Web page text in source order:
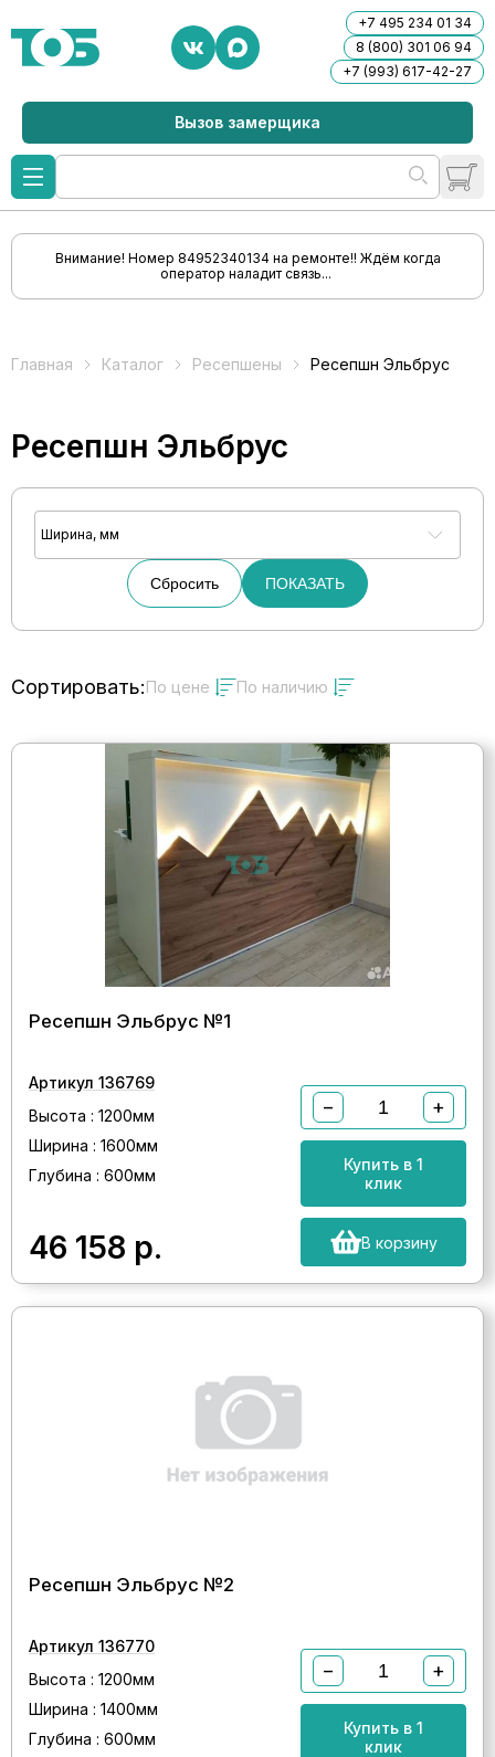
+7 495 234 01 34
8 (800) 301 06 94
+7 (993) 617-42-27
Вызов замерщика
Внимание! Номер 84952340134 на ремонте!! Ждём когда
оператор наладит связь...
Главная Каталог Ресепшены Ресепшн Эльбрус
Ресепшн Эльбрус
Ширина, мм
Сбросить ПОКАЗАТЬ
Сортировать:По цене По наличию
Ресепшн Эльбрус №1
Артикул 136769
Высота : 1200мм
Ширина : 1600мм
Глубина : 600мм
46 158 р.
− +
Купить в 1
клик
В корзину
Ресепшн Эльбрус №2
Артикул 136770
Высота : 1200мм
Ширина : 1400мм
Глубина : 600мм
− +
Купить в 1
клик